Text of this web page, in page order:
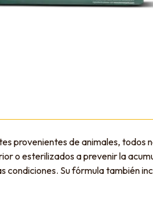
provenientes de animales, todos
o esterilizados a prevenir la
Su fórmula también